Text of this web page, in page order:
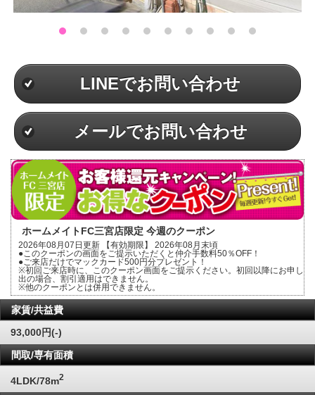
LINEでお問い合わせ
メールでお問い合わせ
ホームメイトFC三宮店限定 今週のクーポン
2026年08月07日更新 【有効期限】 2026年08月末頃
●このクーポンの画面をご提示いただくと仲介手数料50％OFF！
●ご来店だけでマックカード500円分プレゼント！
※初回ご来店時に、このクーポン画面をご提示ください。初回以降にお申し
出の場合、割引適用はできません。
※他のクーポンとは併用できません。
家賃/共益費
93,000円(-)
間取/専有面積
4LDK/78m2